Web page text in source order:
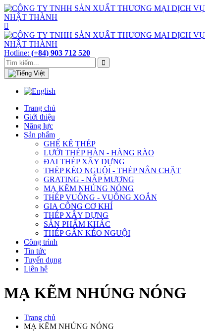
Hotline: (+84) 903 712 520
Trang chủ
Giới thiệu
Năng lực
Sản phẩm
GHẾ KÊ THÉP
LƯỚI THÉP HÀN - HÀNG RÀO
ĐAI THÉP XÂY DỰNG
THÉP KÉO NGUỘI - THÉP NẮN CHẶT
GRATING - NẮP MƯƠNG
MẠ KẼM NHÚNG NÓNG
THÉP VUÔNG - VUÔNG XOẮN
GIA CÔNG CƠ KHÍ
THÉP XÂY DỰNG
SẢN PHẨM KHÁC
THÉP GÂN KÉO NGUỘI
Công trình
Tin tức
Tuyển dụng
Liên hệ
MẠ KẼM NHÚNG NÓNG
Trang chủ
MẠ KẼM NHÚNG NÓNG